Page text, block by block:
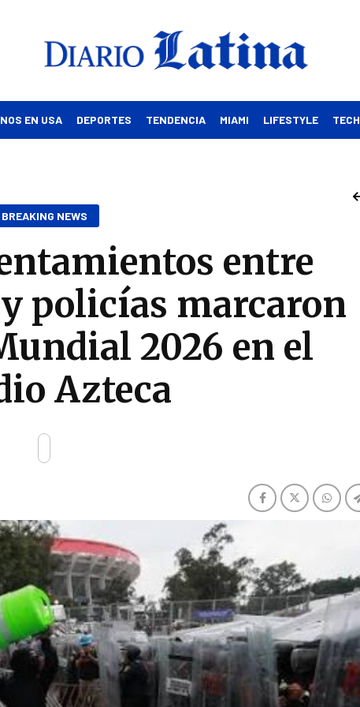
EN USA DEPORTES TENDENCIA MIAMI LIFESTYLE TECH
BREAKING NEWS
entre
policías marcaron
2026 en el
Azteca